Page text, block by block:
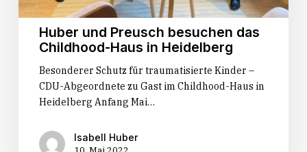
Huber und Preusch besuchen das
Childhood-Haus in Heidelberg
Besonderer Schutz für traumatisierte Kinder –
CDU-Abgeordnete zu Gast im Childhood-Haus in
Heidelberg Anfang Mai…
Isabell Huber